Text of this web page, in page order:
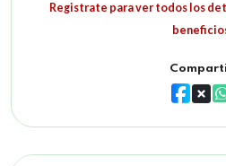
Registrate para ver todos los